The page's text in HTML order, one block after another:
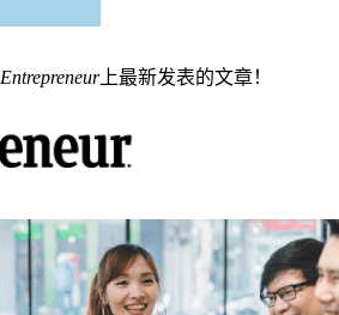
Entrepreneur上最新发表的文章！